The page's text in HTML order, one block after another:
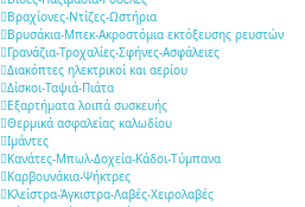
Βραχίονες-Ντίζες-Ωστήρια
Βρυσάκια-Μπεκ-Ακροστόμια εκτόξευσης ρευστών
Γρανάζια-Τροχαλίες-Σφήνες-Ασφάλειες
Διακόπτες ηλεκτρικοί και αερίου
Δίσκοι-Ταψιά-Πιάτα
Εξαρτήματα λοιπά συσκευής
Θερμικά ασφαλείας καλωδίου
Ιμάντες
Κανάτες-Μπωλ-Δοχεία-Κάδοι-Τύμπανα
Καρβουνάκια-Ψήκτρες
Κλείστρα-Άγκιστρα-Λαβές-Χειρολαβές